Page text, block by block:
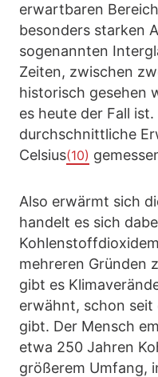
erwartbaren Bereich
besonders starken
sogenannten
Zeiten, zwischen
historisch gesehen
es heute der Fall
durchschnittliche
Celsius(10)
Also erwärmt sich
handelt es sich
mehreren Gründen
gibt es
erwähnt, schon seit
gibt. Der Mensch
etwa 250 Jahren
größerem Umfang,